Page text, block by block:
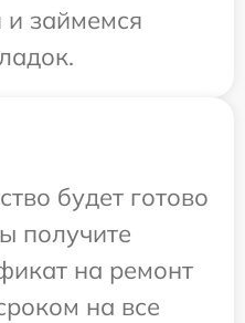
и займемся
будет готово
получите
на ремонт
на все